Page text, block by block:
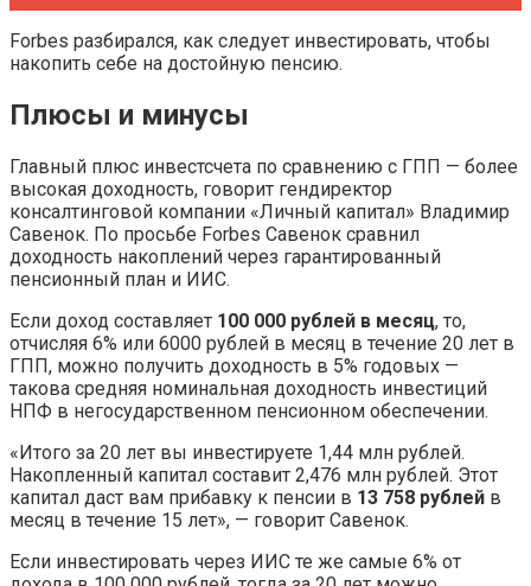
Forbes разбирался, как следует инвестировать, чтобы
накопить себе на достойную пенсию.
Плюсы и минусы
Главный плюс инвестсчета по сравнению с ГПП — более
высокая доходность, говорит гендиректор
консалтинговой компании «Личный капитал» Владимир
Савенок. По просьбе Forbes Савенок сравнил
доходность накоплений через гарантированный
пенсионный план и ИИС.
Если доход составляет 100 000 рублей в месяц, то,
отчисляя 6% или 6000 рублей в месяц в течение 20 лет в
ГПП, можно получить доходность в 5% годовых —
такова средняя номинальная доходность инвестиций
НПФ в негосударственном пенсионном обеспечении.
«Итого за 20 лет вы инвестируете 1,44 млн рублей.
Накопленный капитал составит 2,476 млн рублей. Этот
капитал даст вам прибавку к пенсии в 13 758 рублей в
месяц в течение 15 лет», — говорит Савенок.
Если инвестировать через ИИС те же самые 6% от